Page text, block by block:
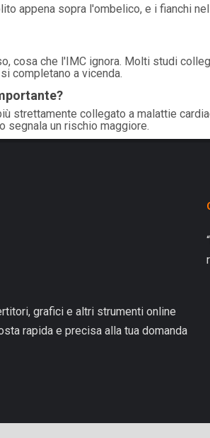
appena sopra l'ombelico, e i fianchi
cosa che l'IMC ignora. Molti studi
completano a vicenda.
strettamente collegato a malattie
segnala un rischio maggiore.
grafici e altri strumenti online
rapida e precisa alla tua domanda